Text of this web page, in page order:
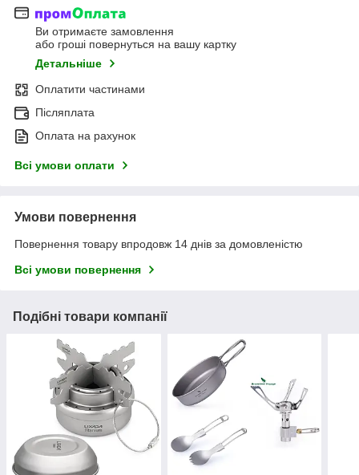
Ви отримаєте замовлення
або гроші повернуться на вашу картку
Детальніше
Оплатити частинами
Післяплата
Оплата на рахунок
Всі умови оплати
Умови повернення
Повернення товару впродовж 14 днів за домовленістю
Всі умови повернення
Подібні товари компанії